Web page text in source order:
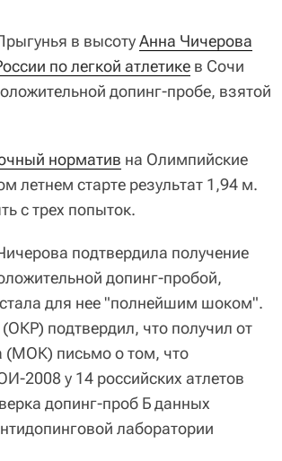
в высотуАнна Чичерова
по легкой атлетике в Сочи
допинг-пробе, взятой
норматив на Олимпийские
летнем старте результат 1,94 м.
с трех попыток.
подтвердила получение
допинг-пробой,
для нее "полнейшим шоком".
подтвердил, что получил от
(МОК) письмо о том, что
2008 у 14 российских атлетов
допинг-проб Б данных
лаборатории